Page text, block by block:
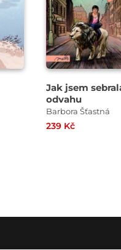
Jak jsem
odvahu
Barbora Šťastná
239 Kč